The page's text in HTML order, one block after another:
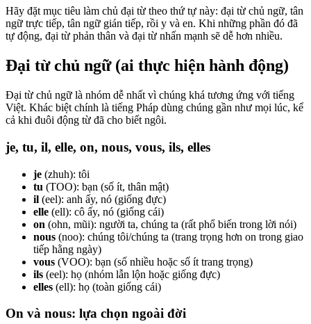
Hãy đặt mục tiêu làm chủ đại từ theo thứ tự này: đại từ chủ ngữ, tân
ngữ trực tiếp, tân ngữ gián tiếp, rồi y và en. Khi những phần đó đã
tự động, đại từ phản thân và đại từ nhấn mạnh sẽ dễ hơn nhiều.
Đại từ chủ ngữ (ai thực hiện hành động)
Đại từ chủ ngữ là nhóm dễ nhất vì chúng khá tương ứng với tiếng
Việt. Khác biệt chính là tiếng Pháp dùng chúng gần như mọi lúc, kể
cả khi đuôi động từ đã cho biết ngôi.
je, tu, il, elle, on, nous, vous, ils, elles
je (zhuh): tôi
tu (TOO): bạn (số ít, thân mật)
il (eel): anh ấy, nó (giống đực)
elle (ell): cô ấy, nó (giống cái)
on (ohn, mũi): người ta, chúng ta (rất phổ biến trong lời nói)
nous (noo): chúng tôi/chúng ta (trang trọng hơn on trong giao
tiếp hằng ngày)
vous (VOO): bạn (số nhiều hoặc số ít trang trọng)
ils (eel): họ (nhóm lẫn lộn hoặc giống đực)
elles (ell): họ (toàn giống cái)
On và nous: lựa chọn ngoài đời